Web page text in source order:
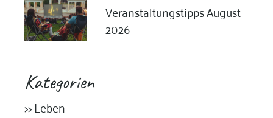
Veranstaltungstipps August
2026
Kategorien
>> Leben